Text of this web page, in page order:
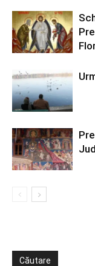
Căutare